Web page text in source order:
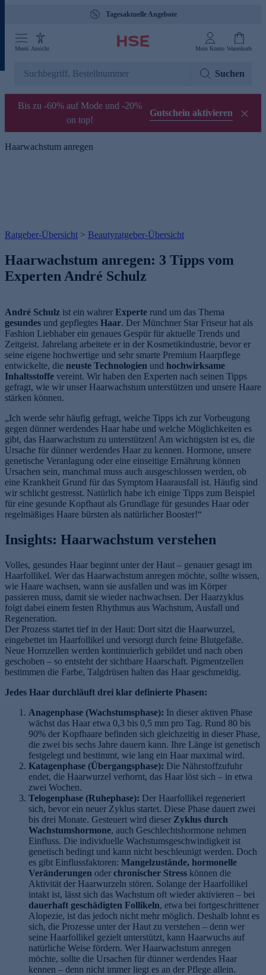
Tagesaktuelle Angebote
Menü Ansicht Mein Konto Warenkorb
Suchen
Bis zu -60% auf Mode und -20%
on top!
Gutschein aktivieren
Haarwachstum anregen
Ratgeber-Übersicht > Beautyratgeber-Übersicht
Haarwachstum anregen: 3 Tipps vom
Experten André Schulz
André Schulz ist ein wahrer Experte rund um das Thema
gesundes und gepflegtes Haar. Der Münchner Star Friseur hat als
Fashion Liebhaber ein genaues Gespür für aktuelle Trends und
Zeitgeist. Jahrelang arbeitete er in der Kosmetikindustrie, bevor er
seine eigene hochwertige und sehr smarte Premium Haarpflege
entwickelte, die neuste Technologien und hochwirksame
Inhaltsstoffe vereint. Wir haben den Experten nach seinen Tipps
gefragt, wie wir unser Haarwachstum unterstützen und unsere Haare
stärken können.
„Ich werde sehr häufig gefragt, welche Tipps ich zur Vorbeugung
gegen dünner werdendes Haar habe und welche Möglichkeiten es
gibt, das Haarwachstum zu unterstützen! Am wichtigsten ist es, die
Ursache für dünner werdendes Haar zu kennen. Hormone, unsere
genetische Veranlagung oder eine einseitige Ernährung können
Ursachen sein, manchmal muss auch ausgeschlossen werden, ob
eine Krankheit Grund für das Symptom Haarausfall ist. Häufig sind
wir schlicht gestresst. Natürlich habe ich einige Tipps zum Beispiel
für eine gesunde Kopfhaut als Grundlage für gesundes Haar oder
regelmäßiges Haare bürsten als natürlicher Booster!“
Insights: Haarwachstum verstehen
Volles, gesundes Haar beginnt unter der Haut – genauer gesagt im
Haarfollikel. Wer das Haarwachstum anregen möchte, sollte wissen,
wie Haare wachsen, wann sie ausfallen und was im Körper
passieren muss, damit sie wieder nachwachsen. Der Haarzyklus
folgt dabei einem festen Rhythmus aus Wachstum, Ausfall und
Regeneration.
Der Prozess startet tief in der Haut: Dort sitzt die Haarwurzel,
eingebettet im Haarfollikel und versorgt durch feine Blutgefäße.
Neue Hornzellen werden kontinuierlich gebildet und nach oben
geschoben – so entsteht der sichtbare Haarschaft. Pigmentzellen
bestimmen die Farbe, Talgdrüsen halten das Haar geschmeidig.
Jedes Haar durchläuft drei klar definierte Phasen:
Anagenphase (Wachstumsphase): In dieser aktiven Phase
wächst das Haar etwa 0,3 bis 0,5 mm pro Tag. Rund 80 bis
90% der Kopfhaare befinden sich gleichzeitig in dieser Phase,
die zwei bis sechs Jahre dauern kann. Ihre Länge ist genetisch
festgelegt und bestimmt, wie lang ein Haar maximal wird.
Katagenphase (Übergangsphase): Die Nährstoffzufuhr
endet, die Haarwurzel verhornt, das Haar löst sich – in etwa
zwei Wochen.
Telogenphase (Ruhephase): Der Haarfollikel regeneriert
sich, bevor ein neuer Zyklus startet. Diese Phase dauert zwei
bis drei Monate. Gesteuert wird dieser Zyklus durch
Wachstumshormone, auch Geschlechtshormone nehmen
Einfluss. Die individuelle Wachstumsgeschwindigkeit ist
genetisch bedingt und kann nicht beschleunigt werden. Doch
es gibt Einflussfaktoren: Mangelzustände, hormonelle
Veränderungen oder chronischer Stress können die
Aktivität der Haarwurzeln stören. Solange der Haarfollikel
intakt ist, lässt sich das Wachstum oft wieder aktivieren – bei
dauerhaft geschädigten Follikeln, etwa bei fortgeschrittener
Alopezie, ist das jedoch nicht mehr möglich. Deshalb lohnt es
sich, die Prozesse unter der Haut zu verstehen – denn wer
seine Haarfollikel gezielt unterstützt, kann Haarwuchs auf
natürliche Weise fördern. Wer Haarwachstum anregen
möchte, sollte die Ursachen für dünner werdendes Haar
kennen – denn nicht immer liegt es an der Pflege allein.